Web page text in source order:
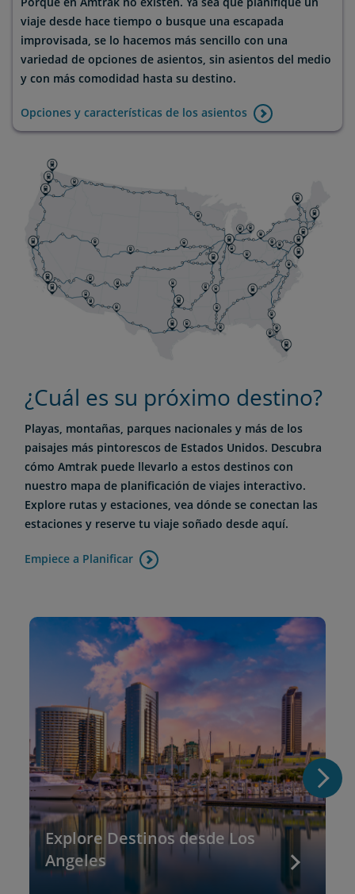
viaje desde hace tiempo o busque una escapada
improvisada, se lo hacemos más sencillo con una
variedad de opciones de asientos, sin asientos del medio
y con más comodidad hasta su destino.
Opciones y características de los asientos
¿Cuál es su próximo destino?
Playas, montañas, parques nacionales y más de los
paisajes más pintorescos de Estados Unidos. Descubra
cómo Amtrak puede llevarlo a estos destinos con
nuestro mapa de planificación de viajes interactivo.
Explore rutas y estaciones, vea dónde se conectan las
estaciones y reserve tu viaje soñado desde aquí.
Empiece a Planificar
Explore Destinos desde Los
Angeles